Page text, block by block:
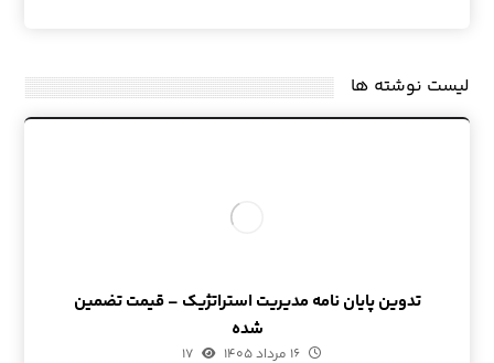
لیست نوشته ها
تدوین پایان نامه مدیریت استراتژیک – قیمت تضمین
شده
۱۶ مرداد ۱۴۰۵ ۱۷